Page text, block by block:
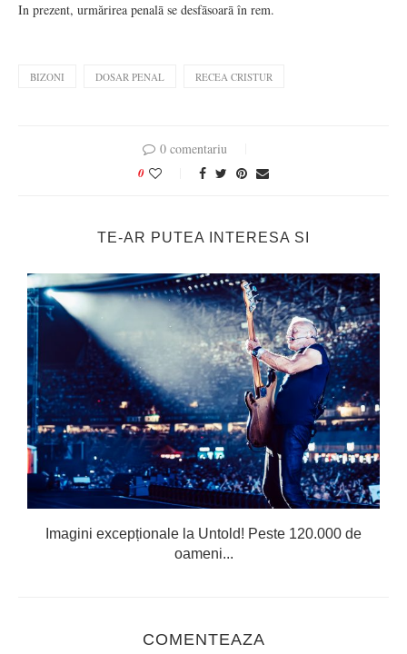
In prezent, urmărirea penalā se desfāsoarā în rem.
BIZONI DOSAR PENAL RECEA CRISTUR
0 comentariu
0
TE-AR PUTEA INTERESA SI
Imagini excepționale la Untold! Peste 120.000 de
oameni...
COMENTEAZA